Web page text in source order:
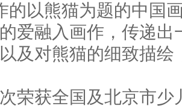
的以熊猫为题的中国
爱融入画作，传递
及对熊猫的细致描
荣获全国及北京市